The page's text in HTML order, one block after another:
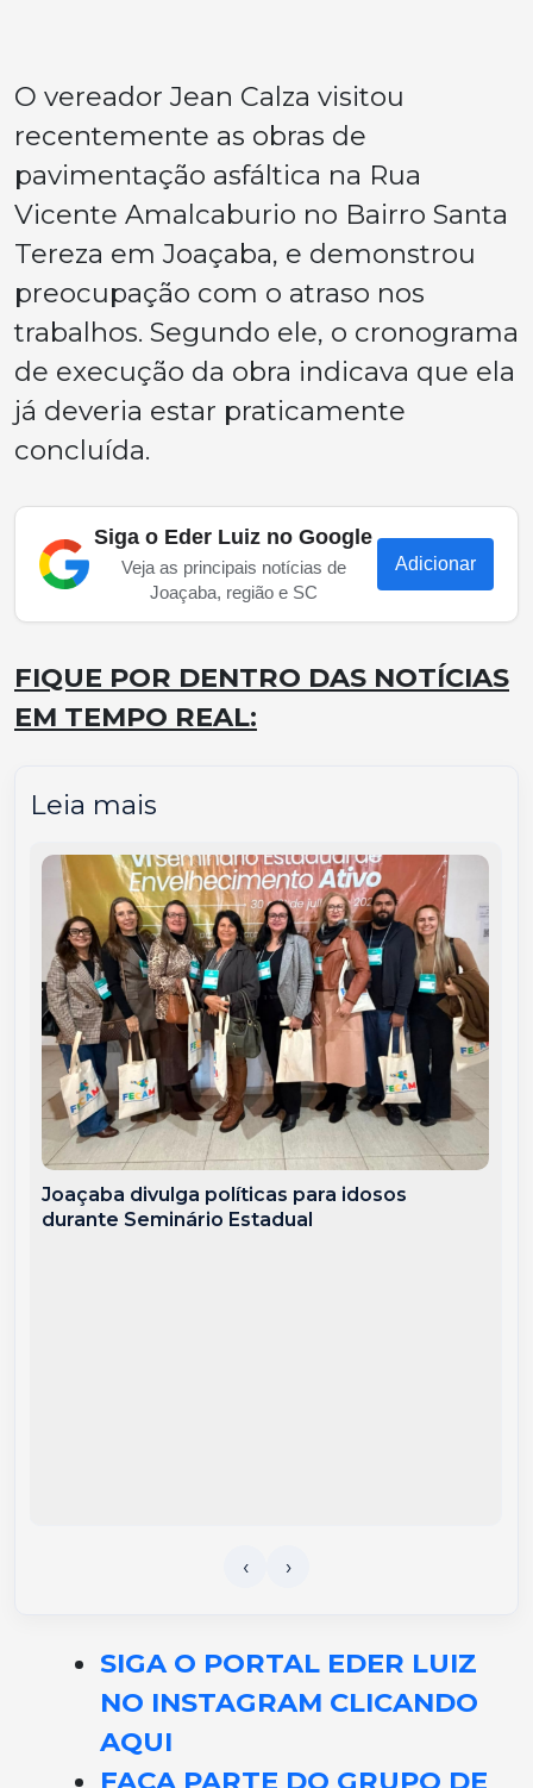
O vereador Jean Calza visitou
recentemente as obras de
pavimentação asfáltica na Rua
Vicente Amalcaburio no Bairro Santa
Tereza em Joaçaba, e demonstrou
preocupação com o atraso nos
trabalhos. Segundo ele, o cronograma
de execução da obra indicava que ela
já deveria estar praticamente
concluída.
Siga o Eder Luiz no Google
Veja as principais notícias de
Joaçaba, região e SC
Adicionar
FIQUE POR DENTRO DAS NOTÍCIAS
EM TEMPO REAL:
Leia mais
Joaçaba divulga políticas para idosos
durante Seminário Estadual
SIGA O PORTAL EDER LUIZ
NO INSTAGRAM CLICANDO
AQUI
FAÇA PARTE DO GRUPO DE